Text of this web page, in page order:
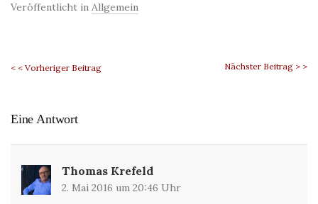
Veröffentlicht in Allgemein
< < Vorheriger Beitrag Nächster Beitrag > >
Eine Antwort
Thomas Krefeld
2. Mai 2016 um 20:46 Uhr